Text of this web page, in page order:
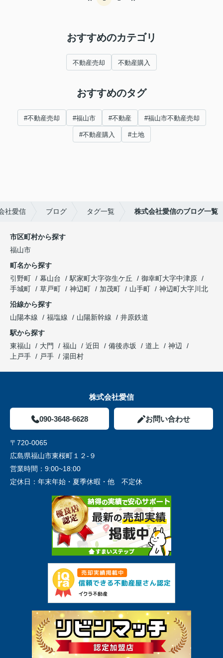
おすすめのカテゴリ
不動産売却 不動産購入
おすすめのタグ
#不動産売却 #福山市 #不動産 #福山市不動産売却
#不動産購入 #土地
社愛信 ブログ タグ一覧 株式会社愛信のブログ一覧
市区町村から探す
福山市
町名から探す
引野町
幕山台 駅家町大字弥生ケ丘
御幸町大字中津原
手城町
草戸町 神辺町 加茂町 山手町
神辺町大字川北
沿線から探す
山陽本線
福塩線 山陽新幹線
井原鉄道
駅から探す
東福山
大門 福山 近田 備後赤坂 道上
神辺
上戸手
戸手 湯田村
株式会社愛信
090-3648-6628 お問い合わせ
〒720-0065
広島県福山市東桜町１２-９
営業時間： 9:00~18:00
定休日： 年末年始・夏季休暇・他 不定休